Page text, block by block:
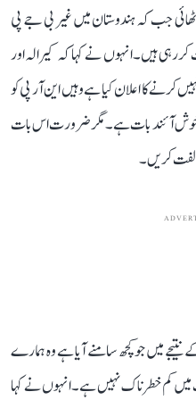
جب کہ ہندوستان میں غیر بی جے پی
ہیں۔انہوں نے کہا کہ کیرالہ اور
کرنے کا اعلان کیا ہے وہیں این آر پی کو
خوش آئند بات ہے۔مگرضرورت اس بات
کریں۔
میں جوکچھ سامنے آیا ہے وہ ہمارے
کم خطرناک نہیں ہے۔ انہوں نے کہا